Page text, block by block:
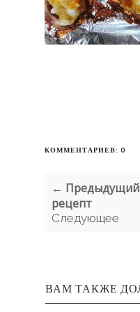
КОММЕНТАРИЕВ: 0
← Предыдущий
рецепт
Следующее
ВАМ ТАКЖЕ